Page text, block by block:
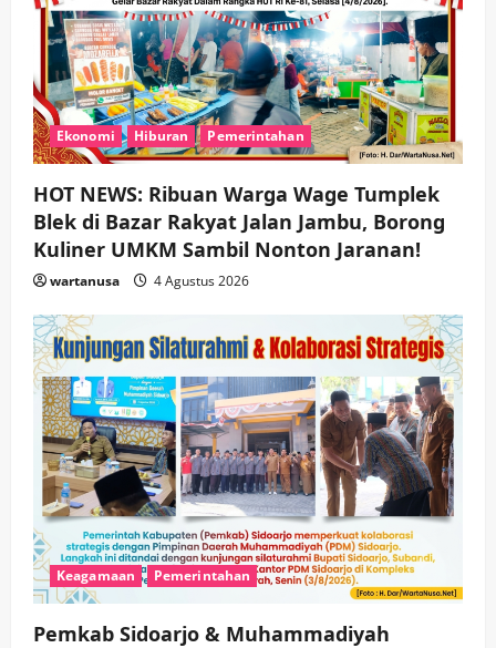
Ekonomi Hiburan Pemerintahan
HOT NEWS: Ribuan Warga Wage Tumplek
Blek di Bazar Rakyat Jalan Jambu, Borong
Kuliner UMKM Sambil Nonton Jaranan!
wartanusa 4 Agustus 2026
Keagamaan Pemerintahan
Pemkab Sidoarjo & Muhammadiyah